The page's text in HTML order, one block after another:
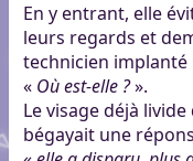
En y entrant, elle
leurs regards et
technicien implanté
« Où est-elle ?».
Le visage déjà
bégayait une